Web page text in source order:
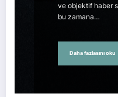
ve objektif haber
bu zamana…
Daha fazlasını oku